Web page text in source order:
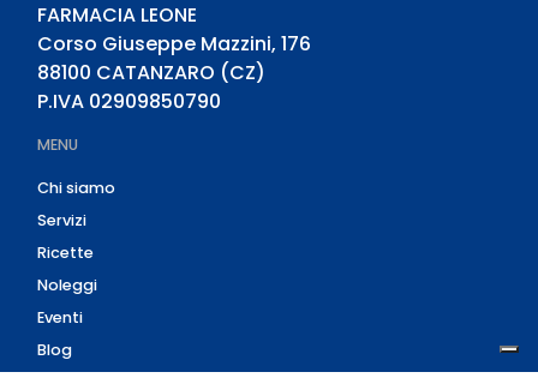
FARMACIA LEONE
Corso Giuseppe Mazzini, 176
88100 CATANZARO (CZ)
P.IVA 02909850790
MENU
Chi siamo
Servizi
Ricette
Noleggi
Eventi
Blog